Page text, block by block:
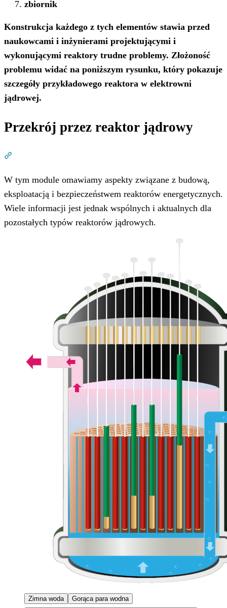
zbiornik
Konstrukcja każdego z tych elementów stawia przed
naukowcami i inżynierami projektującymi i
wykonującymi reaktory trudne problemy. Złożoność
problemu widać na poniższym rysunku, który pokazuje
szczegóły przykładowego reaktora w elektrowni
jądrowej.
Przekrój przez reaktor jądrowy
W tym module omawiamy aspekty związane z budową,
eksploatacją i bezpieczeństwem reaktorów energetycznych.
Wiele informacji jest jednak wspólnych i aktualnych dla
pozostałych typów reaktorów jądrowych.
Zimna woda
Gorąca para wodna